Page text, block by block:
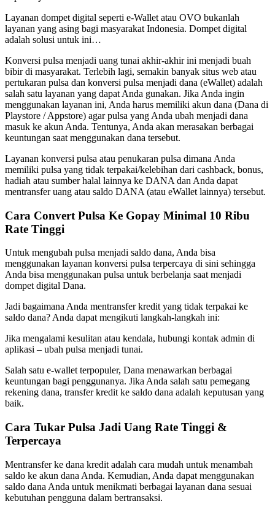
Layanan dompet digital seperti e-Wallet atau OVO bukanlah
layanan yang asing bagi masyarakat Indonesia. Dompet digital
adalah solusi untuk ini…
Konversi pulsa menjadi uang tunai akhir-akhir ini menjadi buah
bibir di masyarakat. Terlebih lagi, semakin banyak situs web atau
pertukaran pulsa dan konversi pulsa menjadi dana (eWallet) adalah
salah satu layanan yang dapat Anda gunakan. Jika Anda ingin
menggunakan layanan ini, Anda harus memiliki akun dana (Dana di
Playstore / Appstore) agar pulsa yang Anda ubah menjadi dana
masuk ke akun Anda. Tentunya, Anda akan merasakan berbagai
keuntungan saat menggunakan dana tersebut.
Layanan konversi pulsa atau penukaran pulsa dimana Anda
memiliki pulsa yang tidak terpakai/kelebihan dari cashback, bonus,
hadiah atau sumber halal lainnya ke DANA dan Anda dapat
mentransfer uang atau saldo DANA (atau eWallet lainnya) tersebut.
Cara Convert Pulsa Ke Gopay Minimal 10 Ribu
Rate Tinggi
Untuk mengubah pulsa menjadi saldo dana, Anda bisa
menggunakan layanan konversi pulsa terpercaya di sini sehingga
Anda bisa menggunakan pulsa untuk berbelanja saat menjadi
dompet digital Dana.
Jadi bagaimana Anda mentransfer kredit yang tidak terpakai ke
saldo dana? Anda dapat mengikuti langkah-langkah ini:
Jika mengalami kesulitan atau kendala, hubungi kontak admin di
aplikasi – ubah pulsa menjadi tunai.
Salah satu e-wallet terpopuler, Dana menawarkan berbagai
keuntungan bagi penggunanya. Jika Anda salah satu pemegang
rekening dana, transfer kredit ke saldo dana adalah keputusan yang
baik.
Cara Tukar Pulsa Jadi Uang Rate Tinggi &
Terpercaya
Mentransfer ke dana kredit adalah cara mudah untuk menambah
saldo ke akun dana Anda. Kemudian, Anda dapat menggunakan
saldo dana Anda untuk menikmati berbagai layanan dana sesuai
kebutuhan pengguna dalam bertransaksi.